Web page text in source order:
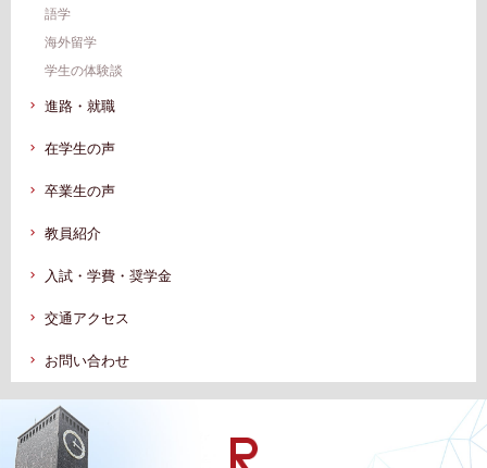
語学
海外留学
学生の体験談
進路・就職
在学生の声
卒業生の声
教員紹介
入試・学費・奨学金
交通アクセス
お問い合わせ